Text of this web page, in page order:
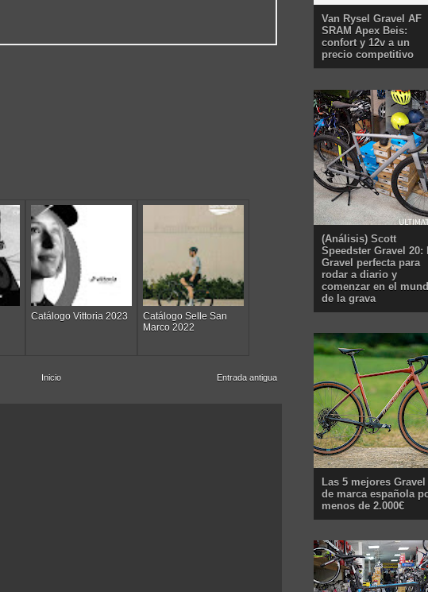
Catálogo Vittoria 2023
Catálogo Selle San
Marco 2022
Entrada antigua
Inicio
Van Rysel Gravel AF
SRAM Apex Beis:
confort y 12v a un
precio competitivo
(Análisis) Scott
Speedster Gravel 20:
Gravel perfecta para
rodar a diario y
comenzar en el
de la grava
Las 5 mejores Gravel
de marca española
menos de 2.000€